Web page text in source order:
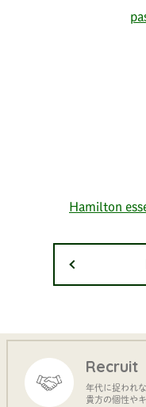
Hamilton
Recruit
年代に捉われ
貴方の個性や